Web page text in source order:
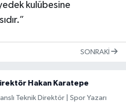
kulübesine
SONRAKI
Hakan Karatepe
Teknik Direktör | Spor Yazarı